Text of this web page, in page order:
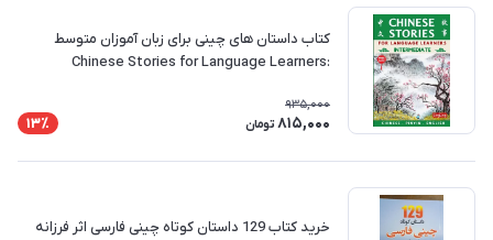
کتاب داستان های چینی برای زبان آموزان متوسط
Chinese Stories for Language Learners:
935,000
815,000 تومان 13٪
خرید کتاب 129 داستان کوتاه چینی فارسی اثر فرزانه